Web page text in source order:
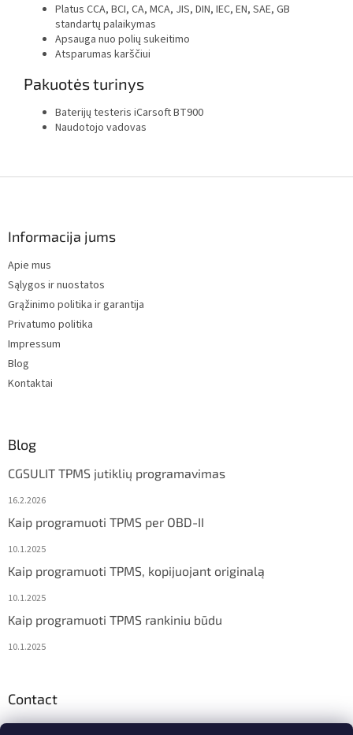
Platus CCA, BCI, CA, MCA, JIS, DIN, IEC, EN, SAE, GB
standartų palaikymas
Apsauga nuo polių sukeitimo
Atsparumas karščiui
Pakuotės turinys
Baterijų testeris iCarsoft BT900
Naudotojo vadovas
Informacija jums
Apie mus
Sąlygos ir nuostatos
Grąžinimo politika ir garantija
Privatumo politika
Impressum
Blog
Kontaktai
Blog
CGSULIT TPMS jutiklių programavimas
16.2.2026
Kaip programuoti TPMS per OBD-II
10.1.2025
Kaip programuoti TPMS, kopijuojant originalą
10.1.2025
Kaip programuoti TPMS rankiniu būdu
10.1.2025
Contact